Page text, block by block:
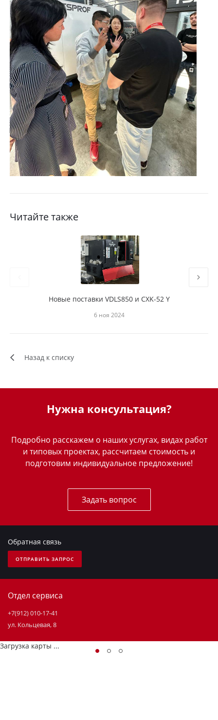
Читайте также
Новые поставки VDLS850 и CXK-52 Y
6 ноя 2024
Назад к списку
Нужна консультация?
Подробно расскажем о наших услугах, видах работ
и типовых проектах, рассчитаем стоимость и
подготовим индивидуальное предложение!
Задать вопрос
Обратная связь
ОТПРАВИТЬ ЗАПРОС
Отдел сервиса
+7(912) 010-17-41
ул. Кольцевая, 8
Загрузка карты ...